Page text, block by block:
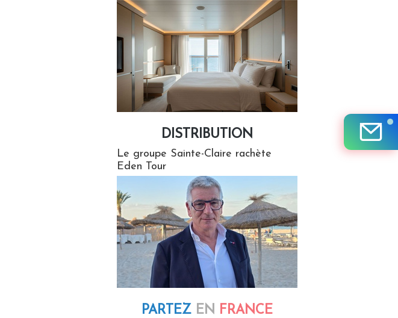
DISTRIBUTION
Le groupe Sainte-Claire rachète
Eden Tour
PARTEZ EN FRANCE